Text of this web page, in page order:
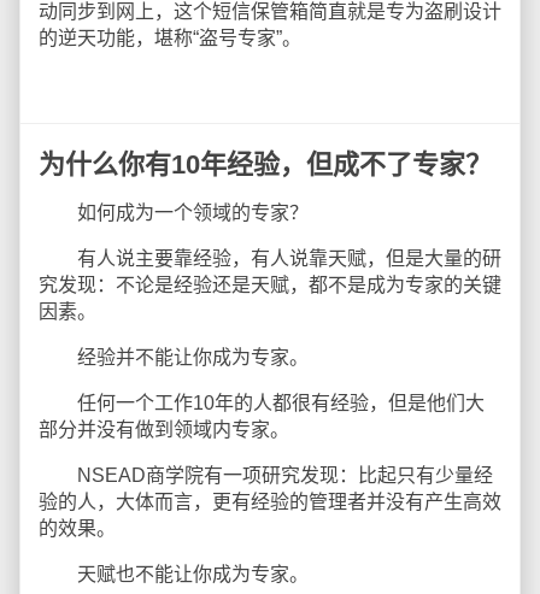
动同步到网上，这个短信保管箱简直就是专为盗刷设计
的逆天功能，堪称“盗号专家”。
为什么你有10年经验，但成不了专家？
如何成为一个领域的专家？
有人说主要靠经验，有人说靠天赋，但是大量的研
究发现：不论是经验还是天赋，都不是成为专家的关键
因素。
经验并不能让你成为专家。
任何一个工作10年的人都很有经验，但是他们大
部分并没有做到领域内专家。
NSEAD商学院有一项研究发现：比起只有少量经
验的人，大体而言，更有经验的管理者并没有产生高效
的效果。
天赋也不能让你成为专家。